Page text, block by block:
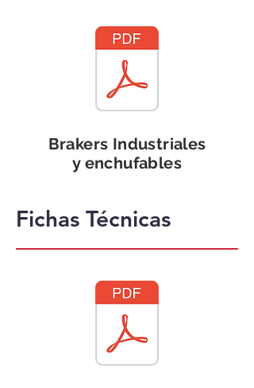
Brakers Industriales
y enchufables
Fichas Técnicas